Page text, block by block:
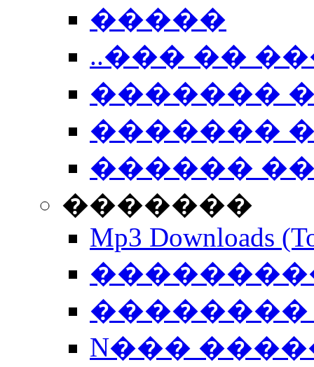
�����
..��� ��
�������
�������
������
�������
Mp3 Downloads
��������
N���